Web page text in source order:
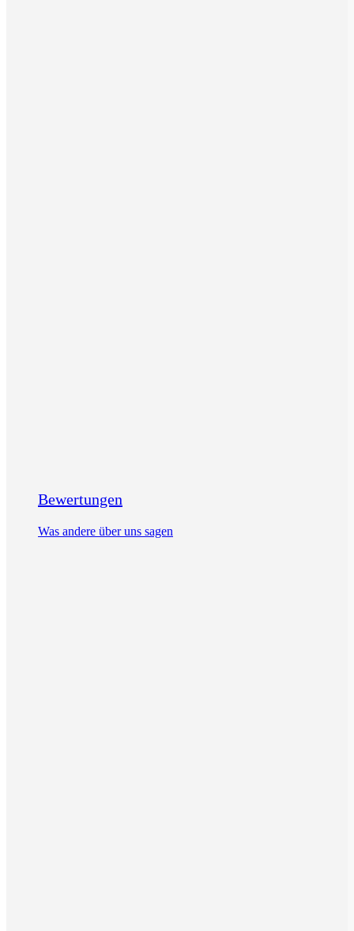
Bewertungen
Was andere über uns sagen